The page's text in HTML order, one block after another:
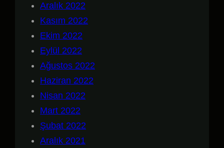
Aralık 2022
Kasım 2022
Ekim 2022
Eylül 2022
Ağustos 2022
Haziran 2022
Nisan 2022
Mart 2022
Şubat 2022
Aralık 2021